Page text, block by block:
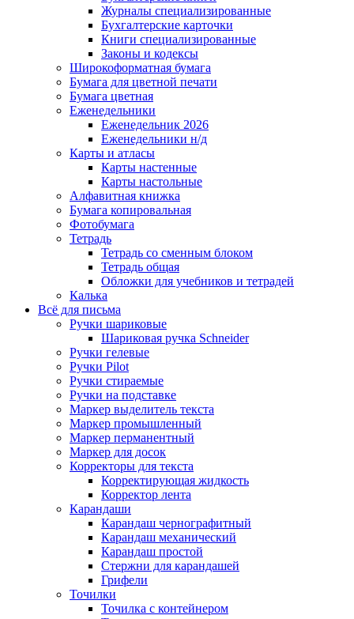
Журналы специализированные
Бухгалтерские карточки
Книги специализированные
Законы и кодексы
Широкоформатная бумага
Бумага для цветной печати
Бумага цветная
Еженедельники
Еженедельник 2026
Еженедельники н/д
Карты и атласы
Карты настенные
Карты настольные
Алфавитная книжка
Бумага копировальная
Фотобумага
Тетрадь
Тетрадь со сменным блоком
Тетрадь общая
Обложки для учебников и тетрадей
Калька
Всё для письма
Ручки шариковые
Шариковая ручка Schneider
Ручки гелевые
Ручки Pilot
Ручки стираемые
Ручки на подставке
Маркер выделитель текста
Маркер промышленный
Маркер перманентный
Маркер для досок
Корректоры для текста
Корректирующая жидкость
Корректор лента
Карандаши
Карандаш чернографитный
Карандаш механический
Карандаш простой
Стержни для карандашей
Грифели
Точилки
Точилка с контейнером